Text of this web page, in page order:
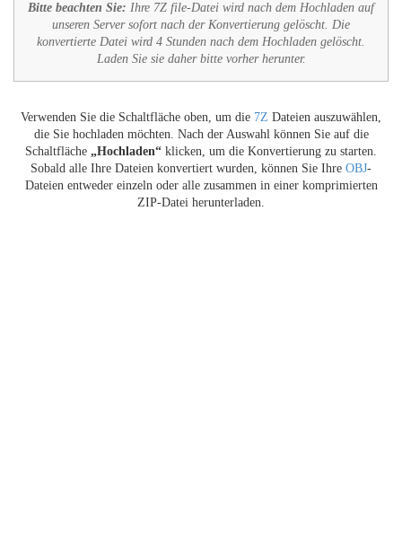
Bitte beachten Sie: Ihre 7Z file-Datei wird nach dem Hochladen auf
unseren Server sofort nach der Konvertierung gelöscht. Die
konvertierte Datei wird 4 Stunden nach dem Hochladen gelöscht.
Laden Sie sie daher bitte vorher herunter.
Verwenden Sie die Schaltfläche oben, um die 7Z Dateien auszuwählen,
die Sie hochladen möchten. Nach der Auswahl können Sie auf die
Schaltfläche „Hochladen“ klicken, um die Konvertierung zu starten.
Sobald alle Ihre Dateien konvertiert wurden, können Sie Ihre OBJ-
Dateien entweder einzeln oder alle zusammen in einer komprimierten
ZIP-Datei herunterladen.